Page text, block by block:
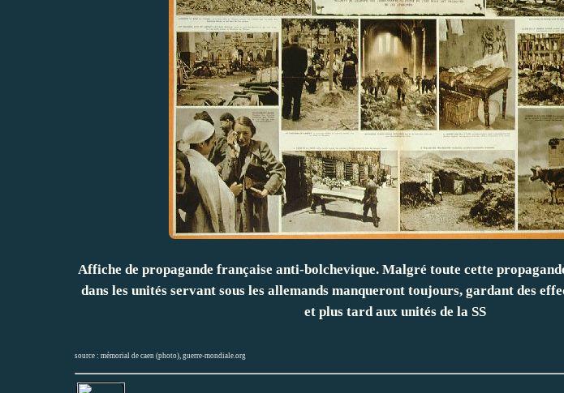
Affiche de propagande française anti-bolchevique. Malgré toute cette
dans les unités servant sous les allemands manqueront toujours, gardant des
et plus tard aux unités de la SS
source : mémorial de caen (photo) guerre-mondiale.org